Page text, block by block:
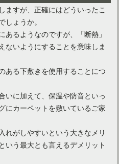
用する！スチームの効果は？
ますが、正確にはどういったこ
ょうか。
るようなのですが、「断熱」
ないようにすることを意味しま
ある下敷きを使用することにつ
いに加えて、保温や防音といっ
にカーペットを敷いているご家
れがしやすいという大きなメリ
いう最大とも言えるデメリット